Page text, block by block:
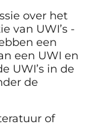
over het
van UWI’s -
een
een UWI en
UWI’s in de
de
of